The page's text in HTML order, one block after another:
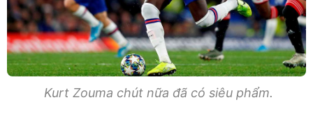
Kurt Zouma chút nữa đã có siêu phẩm.